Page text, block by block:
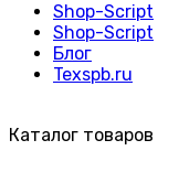
Shop-Script
Shop-Script
Блог
Texspb.ru
Каталог товаров